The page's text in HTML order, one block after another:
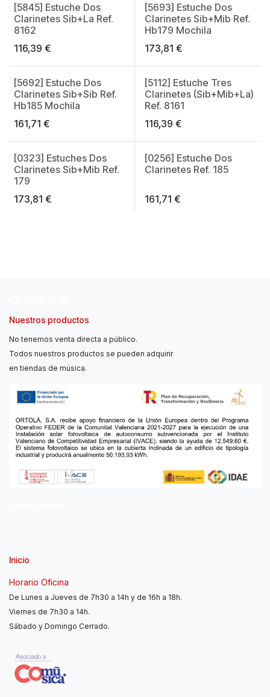
[5845] Estuche Dos
Clarinetes Sib+La Ref.
8162
116,39 € Made in Spain
[5693] Estuche Dos
Clarinetes Sib+Mib Ref.
Hb179 Mochila
173,81 €
Made in Spain
[5692] Estuche Dos
Clarinetes Sib+Sib Ref.
Hb185 Mochila
161,71 €
[5112] Estuche Tres
Clarinetes (Sib+Mib+La)
Ref. 8161
116,39 €
Made in Spain
[0323] Estuches Dos
Clarinetes Sib+Mib Ref.
179
173,81 € Made in Spain
[0256] Estuche Dos
Clarinetes Ref. 185
161,71 €
Nuestros productos
No tenemos venta directa a público.
Todos nuestros productos se pueden adquirir
en tiendas de música.
Inicio
Horario Oficina
De Lunes a Jueves de 7h30 a 14h y de 16h a 18h.
Viernes de 7h30 a 14h.
Sábado y Domingo Cerrado.